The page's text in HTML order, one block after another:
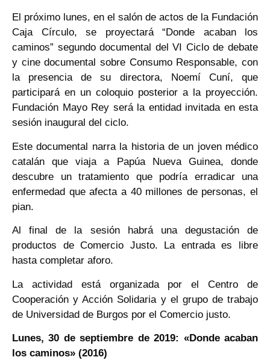
El próximo lunes, en el salón de actos de la Fundación
Caja Círculo, se proyectará “Donde acaban los
caminos” segundo documental del VI Ciclo de debate
y cine documental sobre Consumo Responsable, con
la presencia de su directora, Noemí Cuní, que
participará en un coloquio posterior a la proyección.
Fundación Mayo Rey será la entidad invitada en esta
sesión inaugural del ciclo.
Este documental narra la historia de un joven médico
catalán que viaja a Papúa Nueva Guinea, donde
descubre un tratamiento que podría erradicar una
enfermedad que afecta a 40 millones de personas, el
pian.
Al final de la sesión habrá una degustación de
productos de Comercio Justo. La entrada es libre
hasta completar aforo.
La actividad está organizada por el Centro de
Cooperación y Acción Solidaria y el grupo de trabajo
de Universidad de Burgos por el Comercio justo.
Lunes, 30 de septiembre de 2019: «Donde acaban
los caminos» (2016)